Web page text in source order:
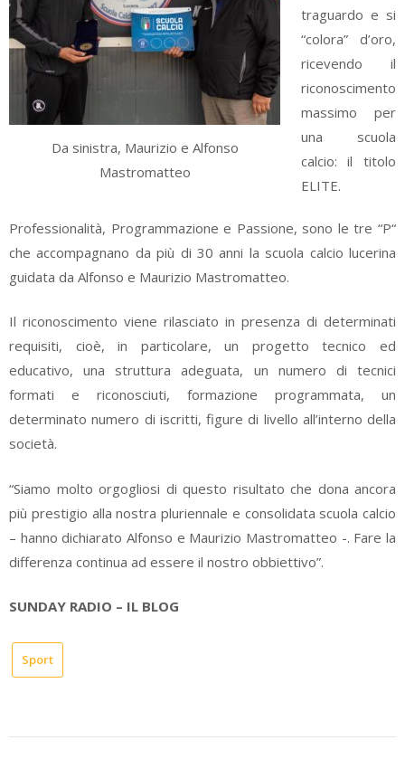
Da sinistra, Maurizio e Alfonso
Mastromatteo
traguardo e si
“colora” d’oro,
ricevendo il
riconoscimento
massimo per
una scuola
calcio: il titolo
ELITE.
Professionalità, Programmazione e Passione, sono le tre “P“
che accompagnano da più di 30 anni la scuola calcio lucerina
guidata da Alfonso e Maurizio Mastromatteo.
Il riconoscimento viene rilasciato in presenza di determinati
requisiti, cioè, in particolare, un progetto tecnico ed
educativo, una struttura adeguata, un numero di tecnici
formati e riconosciuti, formazione programmata, un
determinato numero di iscritti, figure di livello all’interno della
società.
“Siamo molto orgogliosi di questo risultato che dona ancora
più prestigio alla nostra pluriennale e consolidata scuola calcio
– hanno dichiarato Alfonso e Maurizio Mastromatteo -. Fare la
differenza continua ad essere il nostro obbiettivo”.
SUNDAY RADIO – IL BLOG
Sport